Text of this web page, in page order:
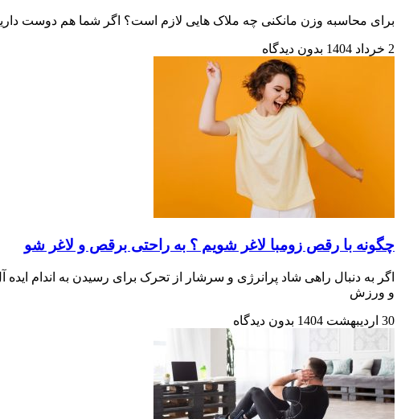
برای محاسبه وزن مانکنی چه ملاک هایی لازم است؟ اگر شما هم دوست دارید
2 خرداد 1404 بدون دیدگاه
چگونه با رقص زومبا لاغر شویم ؟ به راحتی برقص و لاغر شو
اگر به دنبال راهی شاد پرانرژی و سرشار از تحرک برای رسیدن به اندام
و ورزش
30 اردیبهشت 1404 بدون دیدگاه